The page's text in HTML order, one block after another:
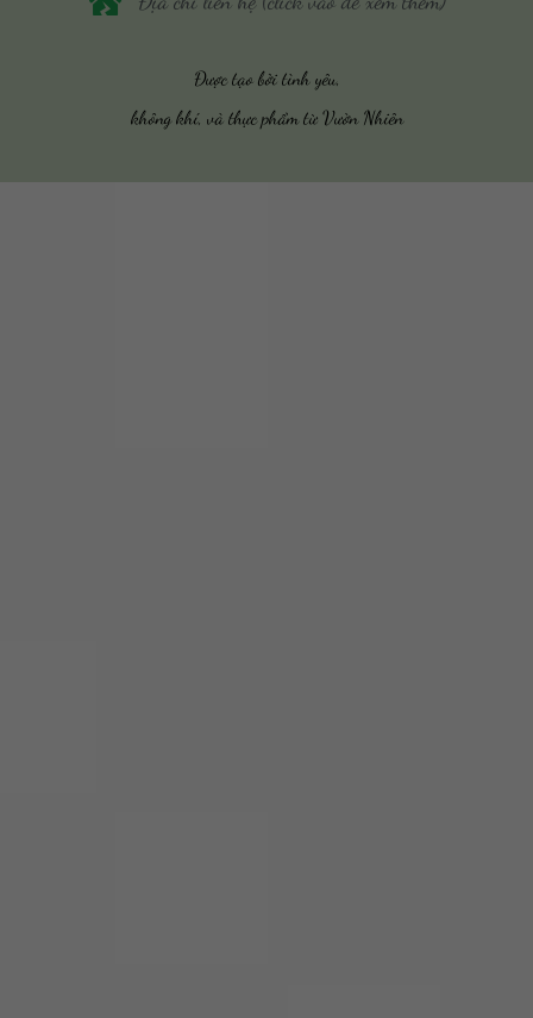
Được tạo bởi tình yêu,
không khí, và thực phẩm từ Vườn Nhiên